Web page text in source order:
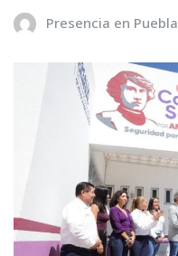
Presencia en Puebla